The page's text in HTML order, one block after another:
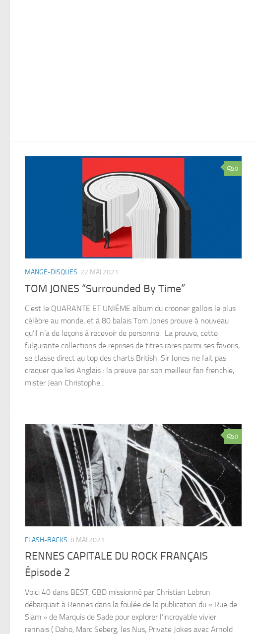
0
MANGE-DISQUES 22 MAI 2021
TOM JONES “Surrounded By Time”
C’est le QUARANTE ET UNIÈME album du crooner gallois le plus
célèbre au monde, et à 80 balais Tom Jones prouve à nouveau
qu’il n’a de leçons à recevoir de personne. La preuve, cette
fulgurante collections de reprises de titres rares parmi ses favoris,
se classe direct au top des charts British. Sir Jones ne fait pas
craquer que les Anglais : la preuve par son meilleur fan frenchie,
mister Jean Christophe...
0
FLASH-BACKS 8 MAI 2021
RENNES CAPITALE DU ROCK FRANÇAIS
Épisode 2
Voici 40 dans BEST, GBD missionné par Christian Lebrun
débarquait à Rennes dans la foulée de la publication du « Rue de
Siam » de Marquis de Sade pour explorer l’incroyable vivier
rennais ( Daho, Marc Seberg, les Nus, Private Jokes avec Arnold